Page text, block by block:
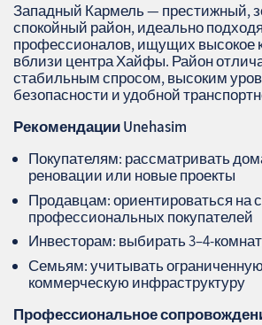
Западный Кармель — престижный,
спокойный район, идеально
профессионалов, ищущих высокое
вблизи центра Хайфы. Район
стабильным спросом, высоким
безопасности и удобной
Рекомендации Unehasim
Покупателям: рассматривать
реновации или новые проекты
Продавцам: ориентироваться на
профессиональных покупателей
Инвесторам: выбирать
Семьям: учитывать ограниченную
коммерческую инфраструктуру
Профессиональное